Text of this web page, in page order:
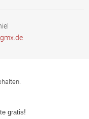
mx.de
gratis!